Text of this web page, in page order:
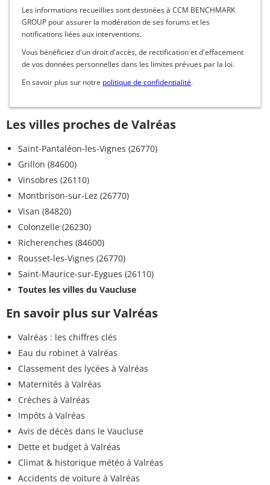
Les informations recueillies sont destinées à CCM BENCHMARK
GROUP pour assurer la modération de ses forums et les
notifications liées aux interventions.
Vous bénéficiez d'un droit d'accès, de rectification et d'effacement
de vos données personnelles dans les limites prévues par la loi.
En savoir plus sur notre politique de confidentialité.
Les villes proches de Valréas
Saint-Pantaléon-les-Vignes (26770)
Grillon (84600)
Vinsobres (26110)
Montbrison-sur-Lez (26770)
Visan (84820)
Colonzelle (26230)
Richerenches (84600)
Rousset-les-Vignes (26770)
Saint-Maurice-sur-Eygues (26110)
Toutes les villes du Vaucluse
En savoir plus sur Valréas
Valréas : les chiffres clés
Eau du robinet à Valréas
Classement des lycées à Valréas
Maternités à Valréas
Crèches à Valréas
Impôts à Valréas
Avis de décès dans le Vaucluse
Dette et budget à Valréas
Climat & historique météo à Valréas
Accidents de voiture à Valréas